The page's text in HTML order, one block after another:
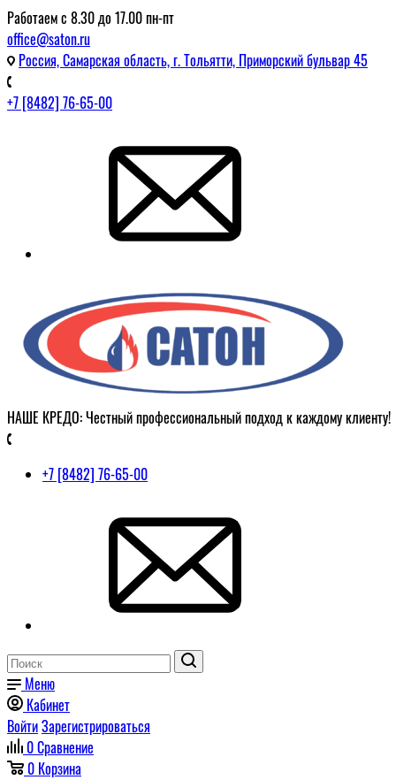
Работаем с 8.30 до 17.00 пн-пт
office@saton.ru
Россия, Самарская область, г. Тольятти, Приморский бульвар 45
+7 [8482] 76-65-00
НАШЕ КРЕДО: Честный профессиональный подход к каждому клиенту!
+7 [8482] 76-65-00
Меню
Кабинет
ВойтиЗарегистрироваться
0Сравнение
0 Корзина